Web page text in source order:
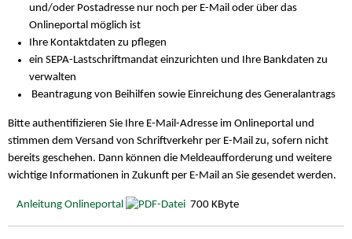
und/oder Postadresse nur noch per E-Mail oder über das
Onlineportal möglich ist
Ihre Kontaktdaten zu pflegen
ein SEPA-Lastschriftmandat einzurichten und Ihre Bankdaten zu
verwalten
Beantragung von Beihilfen sowie Einreichung des Generalantrags
Bitte authentifizieren Sie Ihre E-Mail-Adresse im Onlineportal und
stimmen dem Versand von Schriftverkehr per E-Mail zu, sofern nicht
bereits geschehen. Dann können die Meldeaufforderung und weitere
wichtige Informationen in Zukunft per E-Mail an Sie gesendet werden.
Anleitung Onlineportal 700 KByte